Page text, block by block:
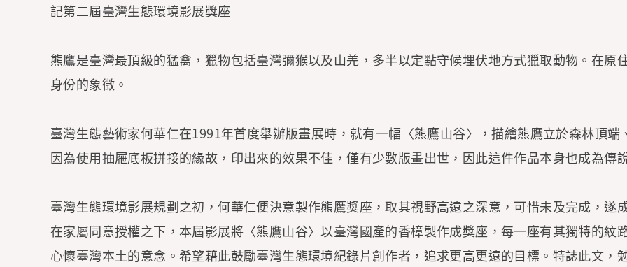
​記第二屆臺灣生態環境影展獎座
熊鷹是臺灣最頂級的猛禽，獵物包括臺灣彌猴以及山羌，多半以定點守候埋伏地方式獵取動物。在原
身份的象徵。
臺灣生態藝術家何華仁在1991年首度舉辦版畫展時，就有一幅〈熊鷹山谷〉，描繪熊鷹立於森林頂
因為使用抽屜底板拼接的緣故，印出來的效果不佳，僅有少數版畫出世，因此這件作品本身也成為傳
臺灣生態環境影展規劃之初，何華仁便決意製作熊鷹獎座，取其視野高遠之深意，可惜未及完成，遂
在家屬同意授權之下，本屆影展將〈熊鷹山谷〉以臺灣國產的香樟製作成獎座，每一座有其獨特的紋
心懷臺灣本土的意念。希望藉此鼓勵臺灣生態環境紀錄片創作者，追求更高更遠的目標。特誌此文，